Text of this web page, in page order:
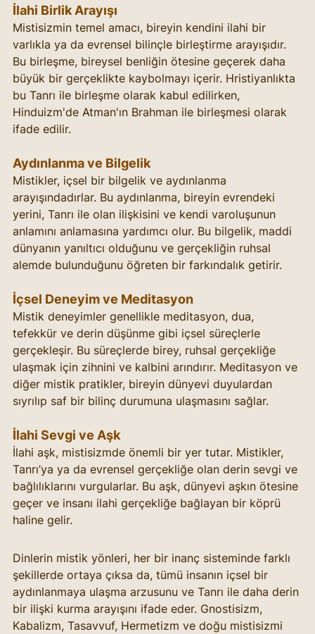
İlahi Birlik Arayışı
Mistisizmin temel amacı, bireyin kendini ilahi bir
varlıkla ya da evrensel bilinçle birleştirme arayışıdır.
Bu birleşme, bireysel benliğin ötesine geçerek daha
büyük bir gerçeklikte kaybolmayı içerir. Hristiyanlıkta
bu Tanrı ile birleşme olarak kabul edilirken,
Hinduizm'de Atman'ın Brahman ile birleşmesi olarak
ifade edilir.
Aydınlanma ve Bilgelik
Mistikler, içsel bir bilgelik ve aydınlanma
arayışındadırlar. Bu aydınlanma, bireyin evrendeki
yerini, Tanrı ile olan ilişkisini ve kendi varoluşunun
anlamını anlamasına yardımcı olur. Bu bilgelik, maddi
dünyanın yanıltıcı olduğunu ve gerçekliğin ruhsal
alemde bulunduğunu öğreten bir farkındalık getirir.
İçsel Deneyim ve Meditasyon
Mistik deneyimler genellikle meditasyon, dua,
tefekkür ve derin düşünme gibi içsel süreçlerle
gerçekleşir. Bu süreçlerde birey, ruhsal gerçekliğe
ulaşmak için zihnini ve kalbini arındırır. Meditasyon ve
diğer mistik pratikler, bireyin dünyevi duyulardan
sıyrılıp saf bir bilinç durumuna ulaşmasını sağlar.
İlahi Sevgi ve Aşk
İlahi aşk, mistisizmde önemli bir yer tutar. Mistikler,
Tanrı’ya ya da evrensel gerçekliğe olan derin sevgi ve
bağlılıklarını vurgularlar. Bu aşk, dünyevi aşkın ötesine
geçer ve insanı ilahi gerçekliğe bağlayan bir köprü
haline gelir.
Dinlerin mistik yönleri, her bir inanç sisteminde farklı
şekillerde ortaya çıksa da, tümü insanın içsel bir
aydınlanmaya ulaşma arzusunu ve Tanrı ile daha derin
bir ilişki kurma arayışını ifade eder. Gnostisizm,
Kabalizm, Tasavvuf, Hermetizm ve doğu mistisizmi